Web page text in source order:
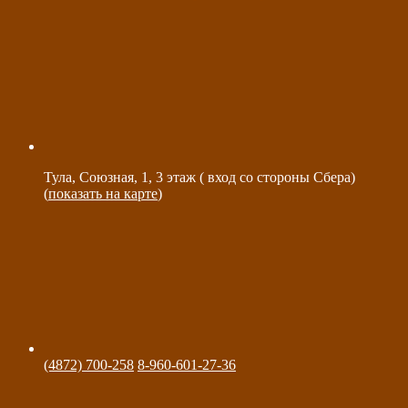
Тула, Союзная, 1, 3 этаж ( вход со стороны Сбера)
(показать на карте)
(4872) 700-258 8-960-601-27-36